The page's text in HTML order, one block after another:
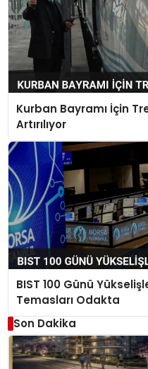
Kurban Bayramı İçin
Artırılıyor
BIST 100 Günü
Temasları Odakta
Son Dakika